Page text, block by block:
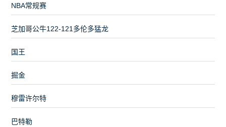
NBA常规赛
芝加哥公牛122-121多伦多猛龙
国王
掘金
穆雷许尔特
巴特勒